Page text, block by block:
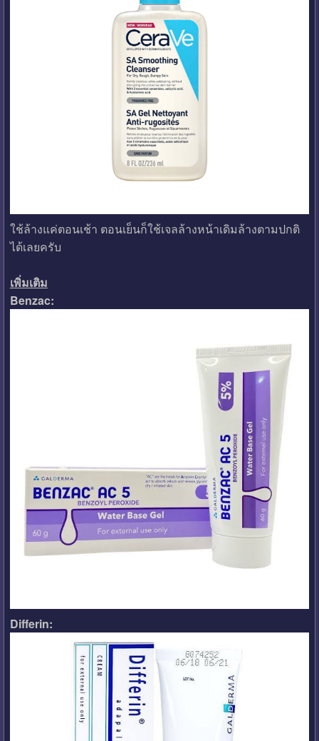
ใช้ล้างแค่ตอนเช้า ตอนเย็นก็ใช้เจลล้างหน้าเดิมล้างตามปกติ
ได้เลยครับ
เพิ่มเติม
Benzac:
Differin: